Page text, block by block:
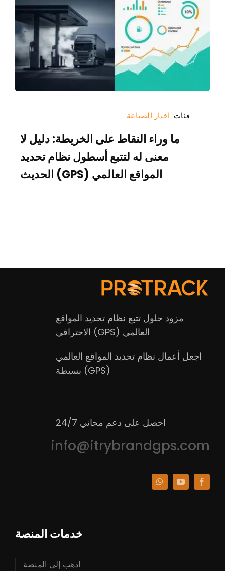
فئات: اخبار الصناعة
ما وراء النقاط على الخريطة: دليل لا
معنى له لتتبع أسطول نظام تحديد
المواقع العالمي (GPS) الحديث
مزود حلول تتبع نظام تحديد المواقع
العالمي (GPS) الاحترافي
اجعل أعمال نظام تحديد المواقع العالمي
(GPS) بسيطة
احصل على دعم مجاني 24/7
info@itrybrandgps.com
خدمات المنصة
اذهب إلى المنصة